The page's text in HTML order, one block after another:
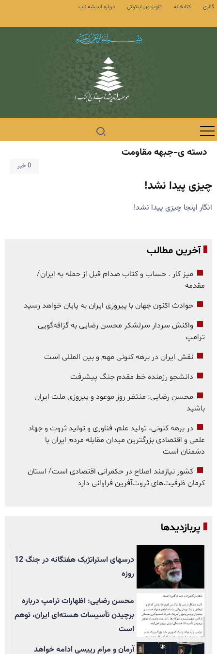
گالری کتابخانه تلویزیون اینترنتی درباره اندیشه ناب
دسته ی-جبهه مقاومت
0 خبر
چیزی پیدا نشد!
انگار اینجا چیزی پیدا نشد!
آخرین مطالب
میز کار . حساب و کتاب صدام قبل از حمله به ایران/
مقدمه
حوادث اکنون جهان با پیروزی ایران به پایان خواهد رسید
واکنش سردار سرلشکر محسن رضایی به گزافه‌گویی
ترامپ
نقش ایران در برهه کنونی مهم و بین المللی است
دانشجو رزمنده خط مقدم جنگ پیشرفت
محسن رضایی: منتظر روز موعود و پیروزی ملت ایران
باشید
در برهه کنونی، تولید علم، فناوری و تولید ثروت و جهاد
علمی و اقتصادی بزرگترین میدان مقابله مردم ایران با
دشمنان است
کشور نیازمند اصلاح در حکمرانی اقتصادی است/ استان
کرمان ظرفیت‌های ثروت‌آفرین فراوانی دارد
پربازدیدها
درسهای استراتژیک هفتگانه در جنگ 12
روزه
محسن رضایی: اظهارات ترامپ درباره
برچیدن تأسيسات هسته‌ای ایران، توهم
است
آرمان و مرام رییسی ادامه خواهد